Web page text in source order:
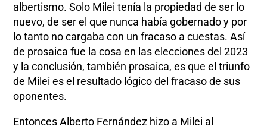
albertismo. Solo Milei tenía la propiedad de ser lo
nuevo, de ser el que nunca había gobernado y por
lo tanto no cargaba con un fracaso a cuestas. Así
de prosaica fue la cosa en las elecciones del 2023
y la conclusión, también prosaica, es que el triunfo
de Milei es el resultado lógico del fracaso de sus
oponentes.
Entonces Alberto Fernández hizo a Milei al